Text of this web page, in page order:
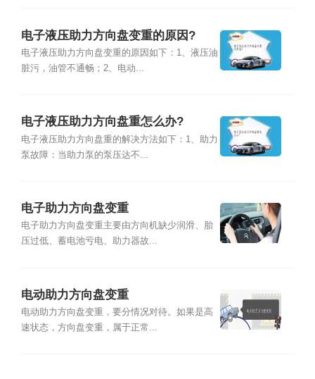
电子液压助力方向盘变重的原因?
电子液压助力方向盘变重的原因如下：1、液压油
脏污，油管不通畅；2、电动...
电子液压助力方向盘重怎么办?
电子液压助力方向盘重的解决方法如下：1、助力
泵故障：当助力泵的泵压达不...
电子助力方向盘变重
电子助力方向盘变重主要由方向机缺少润滑、胎
压过低、蓄电池亏电、助力器故...
电动助力方向盘变重
电动助力方向盘变重，要分情况对待。如果是高
速状态，方向盘变重，属于正常...